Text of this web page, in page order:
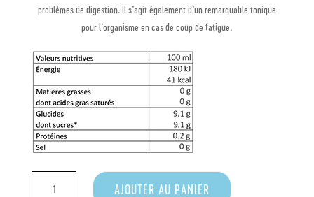
problèmes de digestion. Il s’agit également d’un remarquable tonique
pour l’organisme en cas de coup de fatigue.
AJOUTER AU PANIER